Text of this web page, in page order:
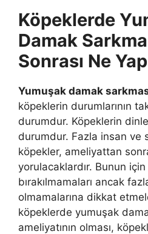
Köpeklerde
Damak
Sonrası Ne
Yumuşak damak
köpeklerin durumlarının
durumdur. Köpeklerin
durumdur. Fazla insan ve
köpekler, ameliyattan
yorulacaklardır. Bunun
bırakılmamaları ancak
olmamalarına dikkat
köpeklerde yumuşak
ameliyatının olması,